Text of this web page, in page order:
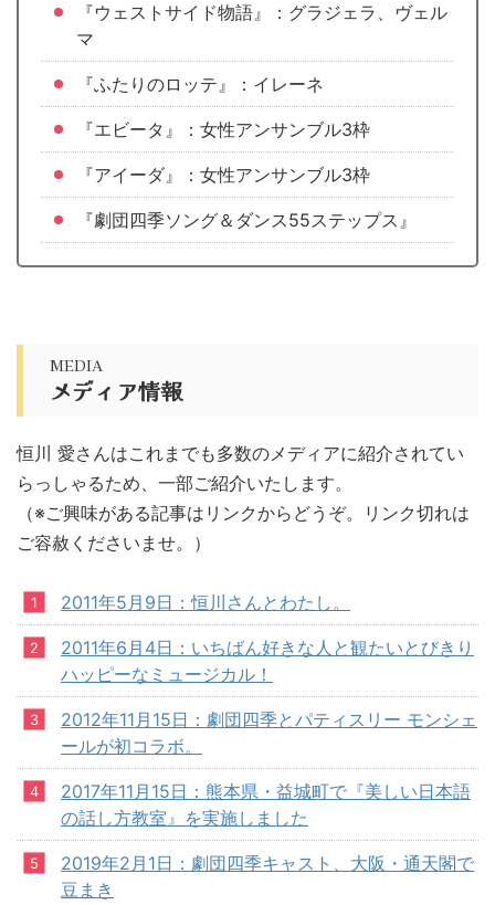
『ウェストサイド物語』：グラジェラ、ヴェル
マ
『ふたりのロッテ』：イレーネ
『エビータ』：女性アンサンブル3枠
『アイーダ』：女性アンサンブル3枠
『劇団四季ソング＆ダンス55ステップス』
MEDIA
メディア情報
恒川 愛さんはこれまでも多数のメディアに紹介されてい
らっしゃるため、一部ご紹介いたします。
（※ご興味がある記事はリンクからどうぞ。リンク切れは
ご容赦くださいませ。）
2011年5月9日：恒川さんとわたし。
2011年6月4日：いちばん好きな人と観たいとびきり
ハッピーなミュージカル！
2012年11月15日：劇団四季とパティスリー モンシェ
ールが初コラボ。
2017年11月15日：熊本県・益城町で『美しい日本語
の話し方教室』を実施しました
2019年2月1日：劇団四季キャスト、大阪・通天閣で
豆まき